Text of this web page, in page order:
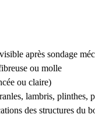
après sondage
ou molle
ou claire)
lambris, plinthes,
des structures du